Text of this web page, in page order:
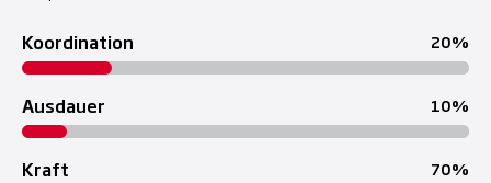
Koordination 20
Ausdauer 10
Kraft 70